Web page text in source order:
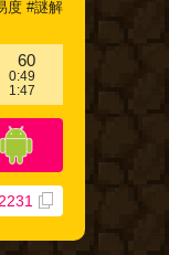
度 #謎解
60
0:49
1:47